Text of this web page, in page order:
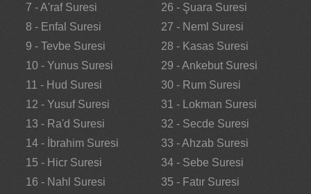
7 - A'raf Suresi
8 - Enfal Suresi
9 - Tevbe Suresi
10 - Yunus Suresi
11 - Hud Suresi
12 - Yusuf Suresi
13 - Ra'd Suresi
14 - İbrahim Suresi
15 - Hicr Suresi
16 - Nahl Suresi
26 - Şuara Suresi
27 - Neml Suresi
28 - Kasas Suresi
29 - Ankebut Suresi
30 - Rum Suresi
31 - Lokman Suresi
32 - Secde Suresi
33 - Ahzab Suresi
34 - Sebe Suresi
35 - Fatır Suresi